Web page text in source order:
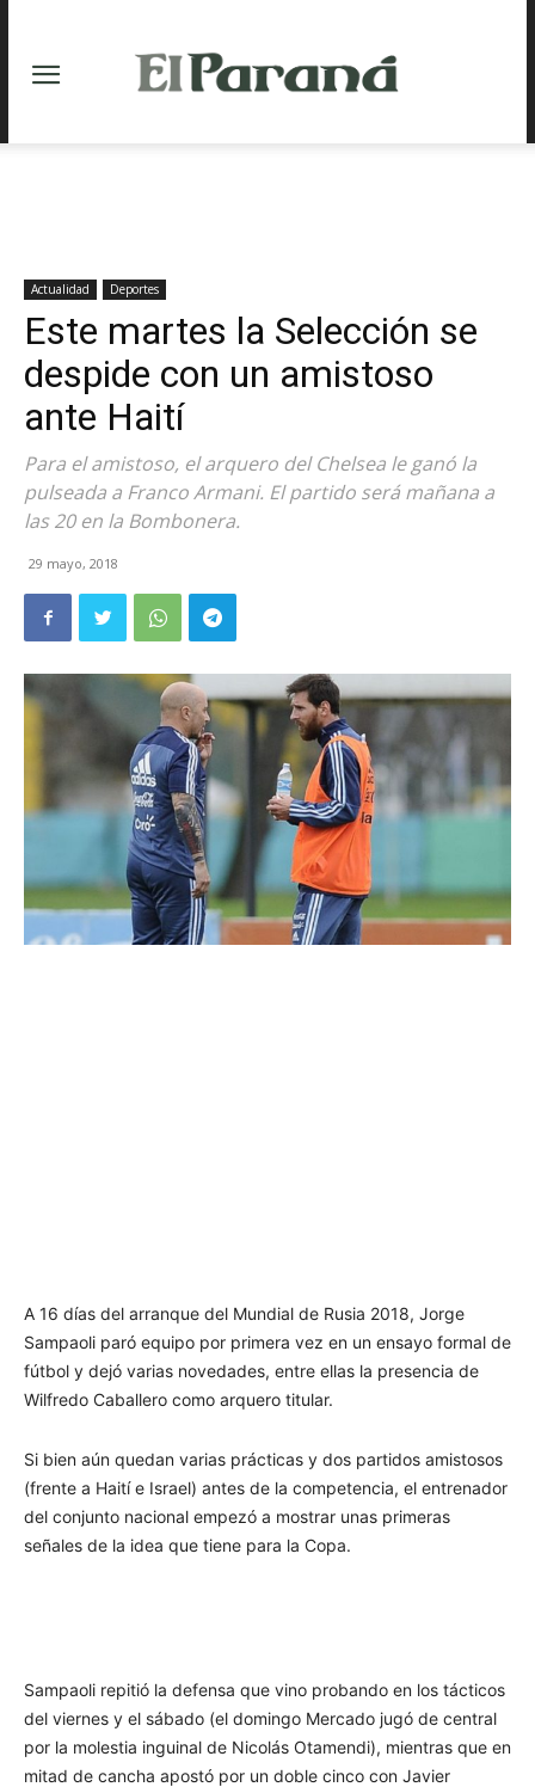
Actualidad Deportes
Este martes la Selección se
despide con un amistoso
ante Haití
Para el amistoso, el arquero del Chelsea le ganó la
pulseada a Franco Armani. El partido será mañana a
las 20 en la Bombonera.
29 mayo, 2018
A 16 días del arranque del Mundial de Rusia 2018, Jorge
Sampaoli paró equipo por primera vez en un ensayo formal de
fútbol y dejó varias novedades, entre ellas la presencia de
Wilfredo Caballero como arquero titular.
Si bien aún quedan varias prácticas y dos partidos amistosos
(frente a Haití e Israel) antes de la competencia, el entrenador
del conjunto nacional empezó a mostrar unas primeras
señales de la idea que tiene para la Copa.
Sampaoli repitió la defensa que vino probando en los tácticos
del viernes y el sábado (el domingo Mercado jugó de central
por la molestia inguinal de Nicolás Otamendi), mientras que en
mitad de cancha apostó por un doble cinco con Javier